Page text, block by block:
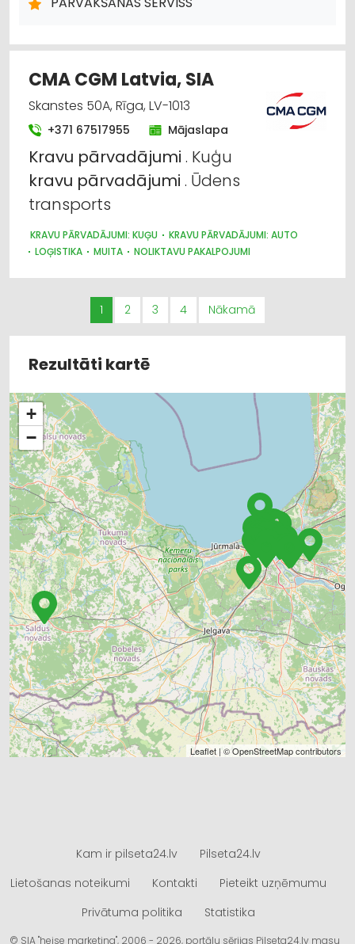
CMA CGM Latvia, SIA
Skanstes 50A, Rīga, LV-1013
+371 67517955 Mājaslapa
Kravu pārvadājumi . Kuģu
kravu pārvadājumi . Ūdens
transports
KRAVU PĀRVADĀJUMI: KUĢU
KRAVU PĀRVADĀJUMI: AUTO
LOĢISTIKA
MUITA NOLIKTAVU PAKALPOJUMI
1 2 3 4 Nākamā
Rezultāti kartē
+
−
Leaflet | ©OpenStreetMapcontributors
Kam ir pilseta24.lv
Pilseta24.lv
Lietošanas noteikumi
Kontakti
Pieteikt uzņēmumu
Privātuma politika
Statistika
© SIA "heise marketing", 2006 - 2026, portālu sērijas Pilseta24.lv masu